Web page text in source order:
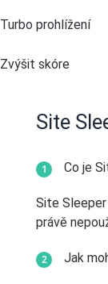
Turbo prohlížení
Zvýšit skóre
Site
Co je
Site
právě
Jak